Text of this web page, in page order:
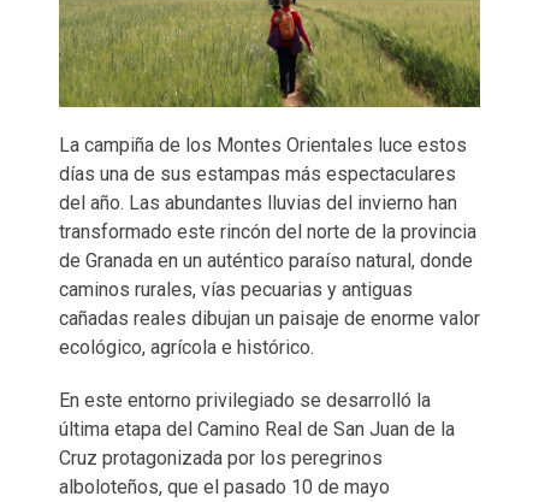
La campiña de los Montes Orientales luce estos
días una de sus estampas más espectaculares
del año. Las abundantes lluvias del invierno han
transformado este rincón del norte de la provincia
de Granada en un auténtico paraíso natural, donde
caminos rurales, vías pecuarias y antiguas
cañadas reales dibujan un paisaje de enorme valor
ecológico, agrícola e histórico.
En este entorno privilegiado se desarrolló la
última etapa del Camino Real de San Juan de la
Cruz protagonizada por los peregrinos
alboloteños, que el pasado 10 de mayo